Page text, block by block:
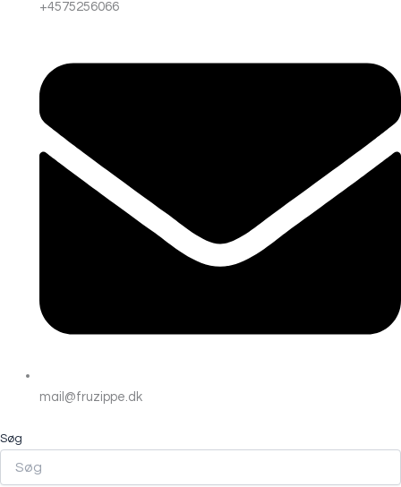
+4575256066
mail@fruzippe.dk
Søg